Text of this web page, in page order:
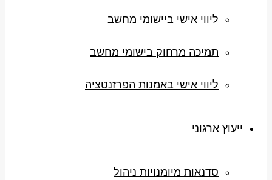
ליווי אישי ביישומי מחשב
תמיכה מרחוק בישומי מחשב
ליווי אישי באמנות הפרזנטציה
ייעוץ ארגוני
סדנאות מיומנויות ניהול